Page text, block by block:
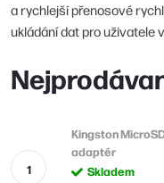
a rychlejší přenosové
ukládání dat pro uživatele
Kingston
adaptér
Skladem